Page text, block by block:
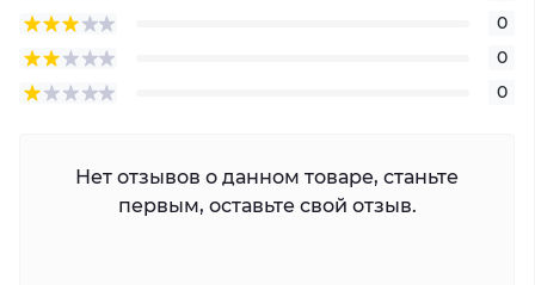
0
0
0
Нет отзывов о данном товаре, станьте
первым, оставьте свой отзыв.